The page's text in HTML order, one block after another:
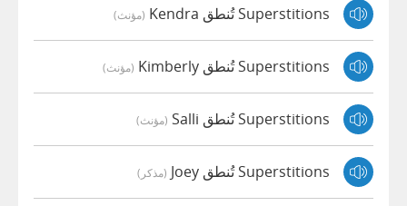
Superstitions تُنطق Kendra (مؤنث)
Superstitions تُنطق Kimberly (مؤنث)
Superstitions تُنطق Salli (مؤنث)
Superstitions تُنطق Joey (مذكر)